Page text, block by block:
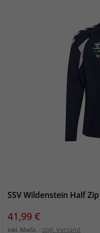
SSV Wildenstein Half
Preis
41,99 €
inkl. MwSt. zzgl. Versand